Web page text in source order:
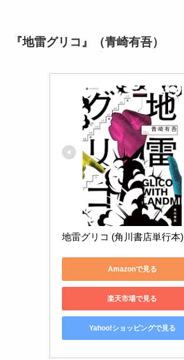
『地雷グリコ』（青崎有吾）
地雷グリコ (角川書店単行本)
Amazonで見る
楽天市場で見る
Yahoo!ショッピングで見る